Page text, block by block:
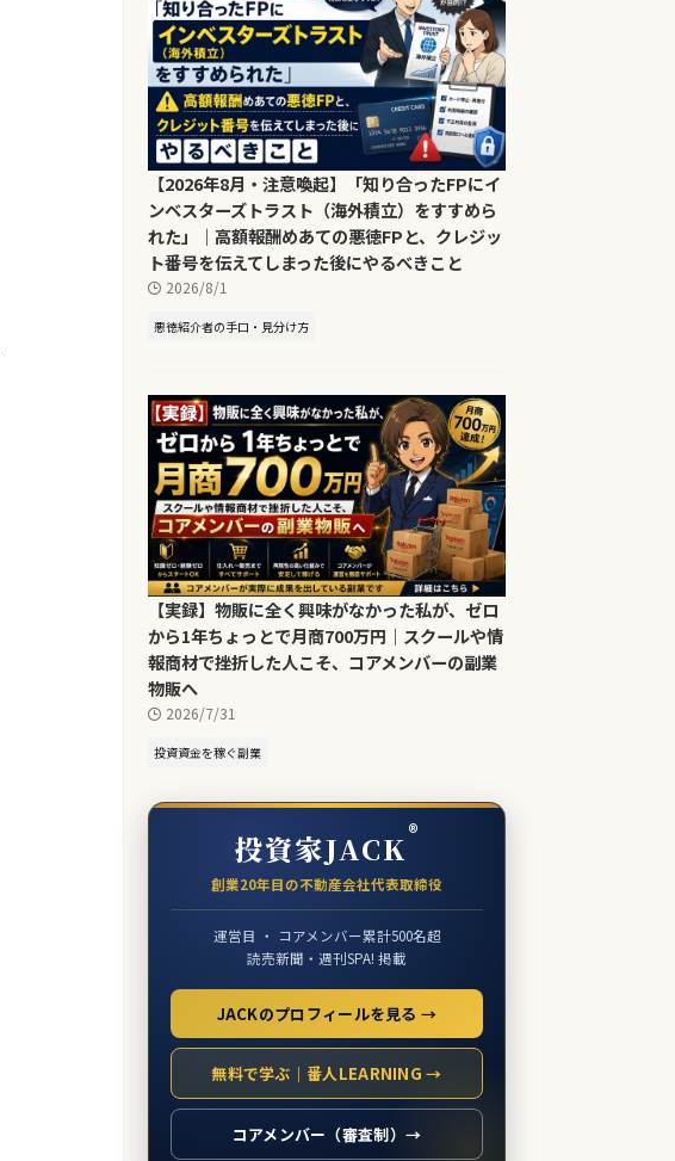
【2026年8月・注意喚起】「知り合ったFPにイ
ンベスターズトラスト（海外積立）をすすめら
れた」｜高額報酬めあての悪徳FPと、クレジッ
ト番号を伝えてしまった後にやるべきこと
2026/8/1
悪徳紹介者の手口・見分け方
【実録】物販に全く興味がなかった私が、ゼロ
から1年ちょっとで月商700万円｜スクールや情
報商材で挫折した人こそ、コアメンバーの副業
物販へ
2026/7/31
投資資金を稼ぐ副業
投資家JACK®
創業20年目の不動産会社代表取締役
運営目 ・ コアメンバー累計500名超
読売新聞・週刊SPA! 掲載
JACKのプロフィールを見る →
無料で学ぶ｜番人LEARNING →
コアメンバー（審査制）→